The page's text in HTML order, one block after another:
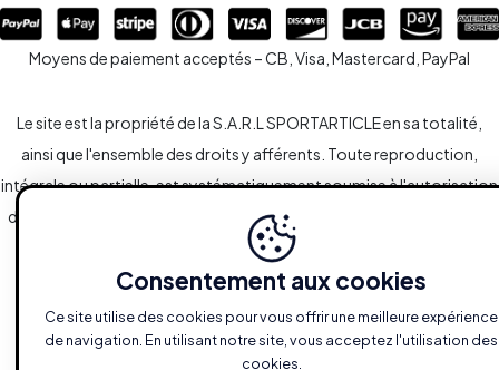
Moyens de paiement acceptés – CB, Visa, Mastercard, PayPal
Le site est la propriété de la S.A.R.L SPORTARTICLE en sa totalité,
ainsi que l'ensemble des droits y afférents. Toute reproduction,
intégrale ou partielle, est systématiquement soumise à l'autorisation
des propriétaires. Toutefois, les liaisons du type hypertextes vers le
site sont autorisées sans demandes spécifiques.
Consentement aux cookies
Ce site utilise des cookies pour vous offrir une meilleure expérience
de navigation. En utilisant notre site, vous acceptez l'utilisation des
cookies.